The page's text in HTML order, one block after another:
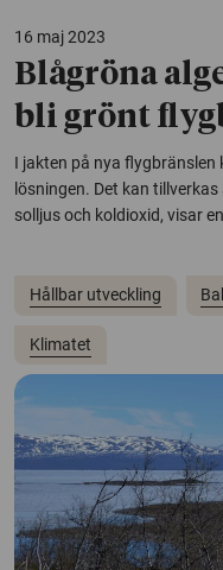
16 maj 2023
Blågröna
bli grönt
I jakten på nya flygbränslen
lösningen. Det kan
solljus och koldioxid, visar
Hållbar utveckling
Klimatet